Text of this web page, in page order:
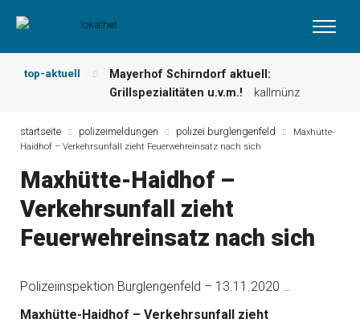
top-aktuell
Mayerhof Schirndorf aktuell:
Grillspezialitäten u.v.m.!
kallmünz
und mehr … burglengenfeld
Der „deutsche Michel“ muss nun
leserbriefe
Maxhütter Fischladen: Unser aktuelles
Nutzen Sie aktuelle Angebote Ihrer
Metzgerei Hummel: Aktuelles
Wochenangebot!
startseite polizeimeldungen polizei burglengenfeld
Maxhütte-
Haidhof – Verkehrsunfall zieht Feuerwehreinsatz nach sich
Maxhütte-Haidhof –
Verkehrsunfall zieht
Feuerwehreinsatz nach sich
Polizeiinspektion Burglengenfeld – 13.11.2020 …
Maxhütte-Haidhof – Verkehrsunfall zieht